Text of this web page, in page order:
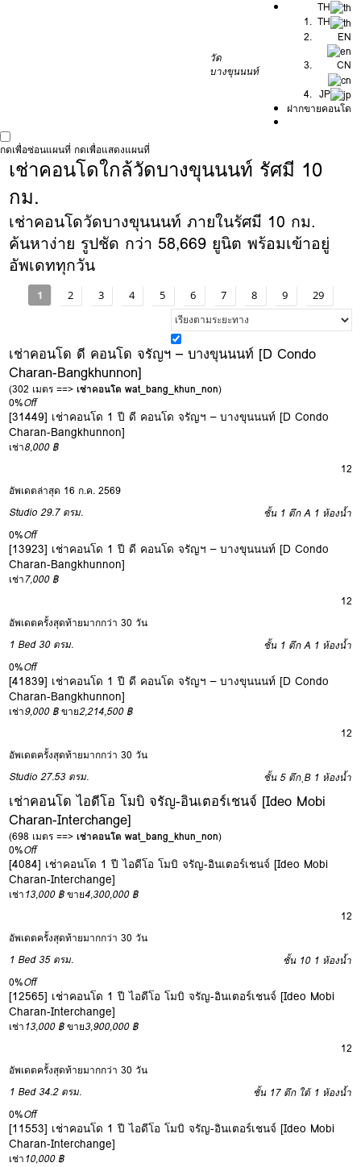
วัด
บางขุนนนท์
TH
TH
EN
CN
JP
ฝากขายคอนโด
กดเพื่อซ่อนแผนที่ กดเพื่อแสดงแผนที่
เช่าคอนโดใกล้วัดบางขุนนนท์ รัศมี 10
กม.
เช่าคอนโดวัดบางขุนนนท์ ภายในรัศมี 10 กม.
ค้นหาง่าย รูปชัด กว่า 58,669 ยูนิต พร้อมเข้าอยู่
อัพเดททุกวัน
1 2 3 4 5 6 7 8 9 29
เช่าคอนโด ดี คอนโด จรัญฯ – บางขุนนนท์ [D Condo
Charan-Bangkhunnon]
(302 เมตร ==>เช่าคอนโด wat_bang_khun_non)
0%Off
[31449] เช่าคอนโด 1 ปี ดี คอนโด จรัญฯ – บางขุนนนท์ [D Condo
Charan-Bangkhunnon]
เช่า8,000 ฿
12
อัพเดตล่าสุด 16 ก.ค. 2569
Studio 29.7 ตรม. ชั้น 1 ตึก A 1 ห้องน้ำ
0%Off
[13923] เช่าคอนโด 1 ปี ดี คอนโด จรัญฯ – บางขุนนนท์ [D Condo
Charan-Bangkhunnon]
เช่า7,000 ฿
12
อัพเดตครั้งสุดท้ายมากกว่า 30 วัน
1 Bed 30 ตรม. ชั้น 1 ตึก A 1 ห้องน้ำ
0%Off
[41839] เช่าคอนโด 1 ปี ดี คอนโด จรัญฯ – บางขุนนนท์ [D Condo
Charan-Bangkhunnon]
เช่า9,000 ฿ ขาย2,214,500 ฿
12
อัพเดตครั้งสุดท้ายมากกว่า 30 วัน
Studio 27.53 ตรม. ชั้น 5 ตึก ฺB 1 ห้องน้ำ
เช่าคอนโด ไอดีโอ โมบิ จรัญ-อินเตอร์เชนจ์ [Ideo Mobi
Charan-Interchange]
(698 เมตร ==>เช่าคอนโด wat_bang_khun_non)
0%Off
[4084] เช่าคอนโด 1 ปี ไอดีโอ โมบิ จรัญ-อินเตอร์เชนจ์ [Ideo Mobi
Charan-Interchange]
เช่า13,000 ฿ ขาย4,300,000 ฿
12
อัพเดตครั้งสุดท้ายมากกว่า 30 วัน
1 Bed 35 ตรม. ชั้น 10 1 ห้องน้ำ
0%Off
[12565] เช่าคอนโด 1 ปี ไอดีโอ โมบิ จรัญ-อินเตอร์เชนจ์ [Ideo Mobi
Charan-Interchange]
เช่า13,000 ฿ ขาย3,900,000 ฿
12
อัพเดตครั้งสุดท้ายมากกว่า 30 วัน
1 Bed 34.2 ตรม. ชั้น 17 ตึก ใต้ 1 ห้องน้ำ
0%Off
[11553] เช่าคอนโด 1 ปี ไอดีโอ โมบิ จรัญ-อินเตอร์เชนจ์ [Ideo Mobi
Charan-Interchange]
เช่า10,000 ฿